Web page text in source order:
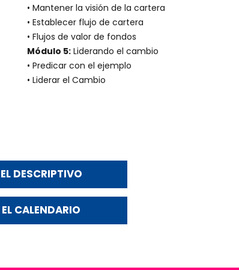
• Mantener la visión de la cartera
• Establecer flujo de cartera
• Flujos de valor de fondos
Módulo 5:Liderando el cambio
• Predicar con el ejemplo
• Liderar el Cambio
DESCRIPTIVO
CALENDARIO